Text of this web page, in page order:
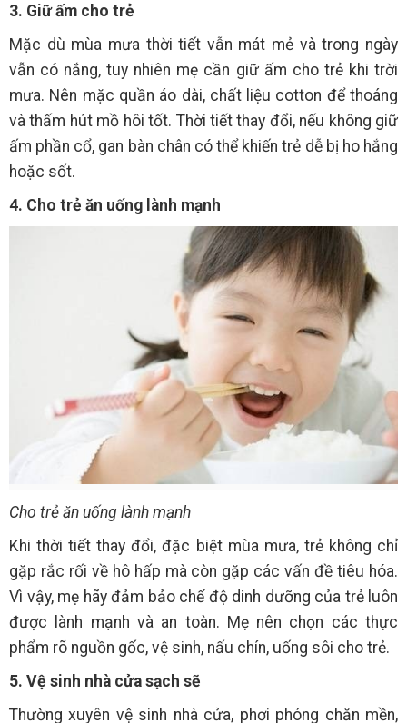
3. Giữ ấm cho trẻ
Mặc dù mùa mưa thời tiết vẫn mát mẻ và trong ngày
vẫn có nắng, tuy nhiên mẹ cần giữ ấm cho trẻ khi trời
mưa. Nên mặc quần áo dài, chất liệu cotton để thoáng
và thấm hút mồ hôi tốt. Thời tiết thay đổi, nếu không giữ
ấm phần cổ, gan bàn chân có thể khiến trẻ dễ bị ho hắng
hoặc sốt.
4. Cho trẻ ăn uống lành mạnh
Cho trẻ ăn uống lành mạnh
Khi thời tiết thay đổi, đặc biệt mùa mưa, trẻ không chỉ
gặp rắc rối về hô hấp mà còn gặp các vấn đề tiêu hóa.
Vì vậy, mẹ hãy đảm bảo chế độ dinh dưỡng của trẻ luôn
được lành mạnh và an toàn. Mẹ nên chọn các thực
phẩm rõ nguồn gốc, vệ sinh, nấu chín, uống sôi cho trẻ.
5. Vệ sinh nhà cửa sạch sẽ
Thường xuyên vệ sinh nhà cửa, phơi phóng chăn mền,